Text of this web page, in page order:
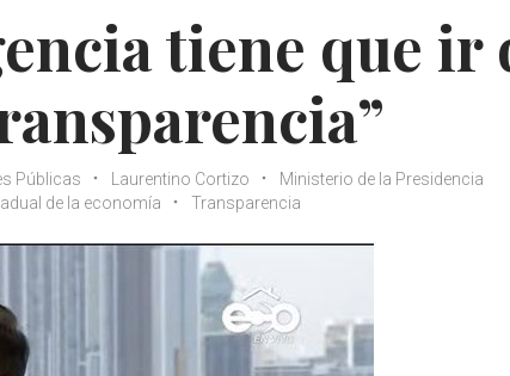
tiene que ir
Públicas Laurentino Cortizo
Ministerio de la Presidencia
de la economía Transparencia